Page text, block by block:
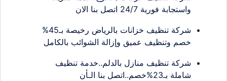
واستجابة فورية 24/7 اتصل بنا الان
شركة تنظيف خزانات بالرياض رخيصة بـ45%
خصم وتنظيف عميق وإزالة الشوائب بالكامل
شركة تنظيف منازل بالدلم..خدمة تنظيف
شاملة بـ23%خصم..اتصل بنا الـأن